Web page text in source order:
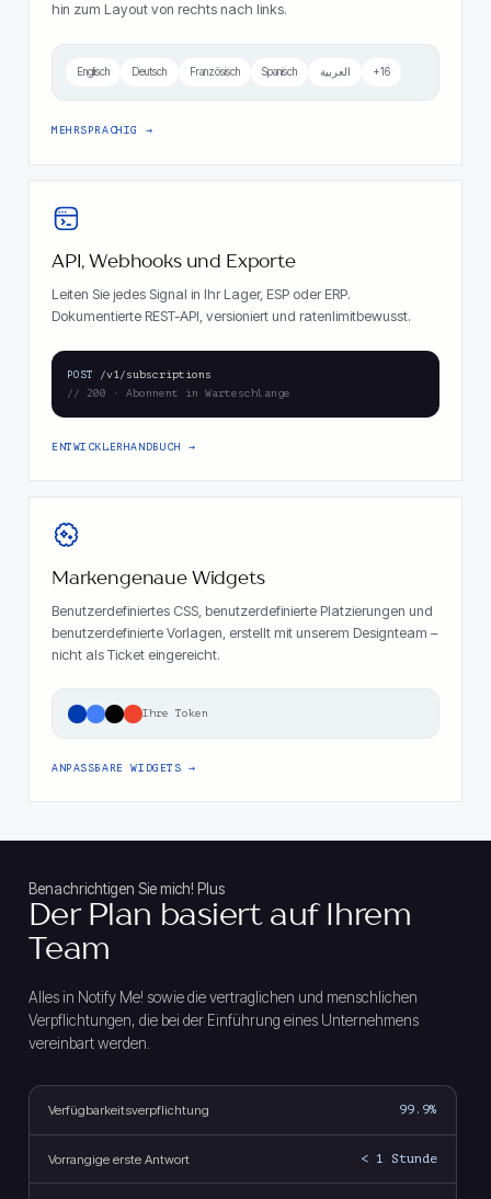
hin zum Layout von rechts nach links.
Englisch Deutsch Französisch Spanisch العربية +16
MEHRSPRACHIG
API, Webhooks und Exporte
Leiten Sie jedes Signal in Ihr Lager, ESP oder ERP.
Dokumentierte REST-API, versioniert und ratenlimitbewusst.
POST /v1/subscriptions
// 200 · Abonnent in Warteschlange
ENTWICKLERHANDBUCH
Markengenaue Widgets
Benutzerdefiniertes CSS, benutzerdefinierte Platzierungen und
benutzerdefinierte Vorlagen, erstellt mit unserem Designteam –
nicht als Ticket eingereicht.
Ihre Token
ANPASSBARE WIDGETS
Benachrichtigen Sie mich! Plus
Der Plan basiert auf Ihrem
Team
Alles in Notify Me! sowie die vertraglichen und menschlichen
Verpflichtungen, die bei der Einführung eines Unternehmens
vereinbart werden.
Verfügbarkeitsverpflichtung 99.9%
Vorrangige erste Antwort < 1 Stunde